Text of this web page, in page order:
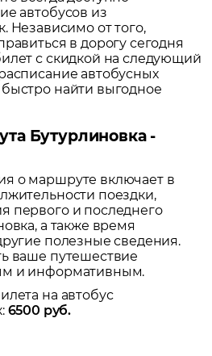
автобусов из
. Независимо от того,
в дорогу сегодня
с скидкой на следующий
автобусных
найти выгодное
Бутурлиновка -
о маршруте включает в
поездки,
первого и последнего
, а также время
полезные сведения.
ваше путешествие
и информативным.
на автобус
: 6500 руб.